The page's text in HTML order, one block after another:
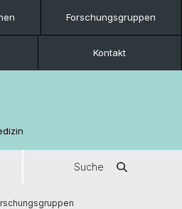
Forschungsgruppen
Kontakt
Suche